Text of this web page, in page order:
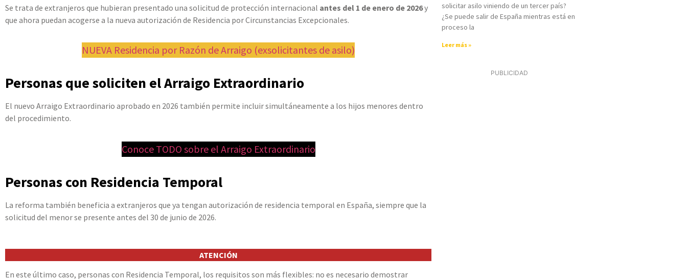
Se trata de extranjeros que hubieran presentado una solicitud de protección internacional antes del 1 de enero de 2026y
que ahora puedan acogerse a la nueva autorización de Residencia por Circunstancias Excepcionales.
NUEVA Residencia por Razón de Arraigo (exsolicitantes de asilo)
Personas que soliciten el Arraigo Extraordinario
El nuevo Arraigo Extraordinario aprobado en 2026 también permite incluir simultáneamente a los hijos menores dentro
del procedimiento.
Conoce TODO sobre el Arraigo Extraordinario
Personas con Residencia Temporal
La reforma también beneficia a extranjeros que ya tengan autorización de residencia temporal en España, siempre que la
solicitud del menor se presente antes del 30 de junio de 2026.
ATENCIÓN
En este último caso, personas con Residencia Temporal, los requisitos son más flexibles: no es necesario demostrar
solicitar asilo viniendo de un tercer país?
¿Se puede salir de España mientras está en
proceso la
Leer más »
PUBLICIDAD